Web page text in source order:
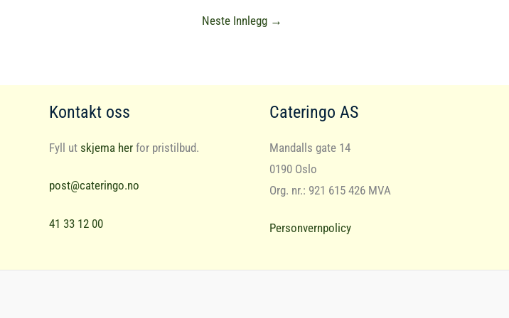
Neste Innlegg →
Kontakt oss
Fyll ut skjema her for pristilbud.
post@cateringo.no
41 33 12 00
Cateringo AS
Mandalls gate 14
0190 Oslo
Org. nr.: 921 615 426 MVA
Personvernpolicy